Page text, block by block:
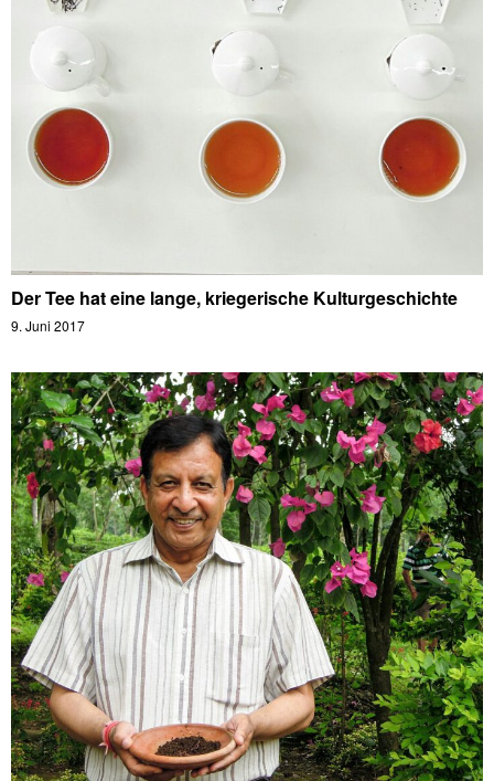
Der Tee hat eine lange, kriegerische Kulturgeschichte
9. Juni 2017